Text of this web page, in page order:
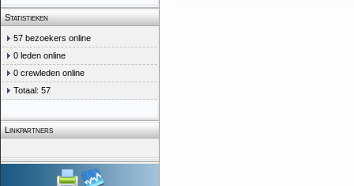
Statistieken
57 bezoekers online
0 leden online
0 crewleden online
Totaal: 57
Linkpartners